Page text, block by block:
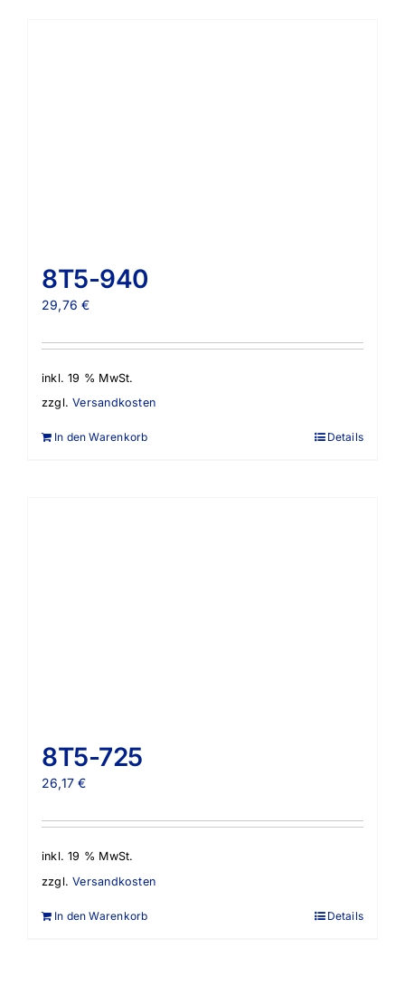
8T5-940
29,76€
inkl. 19 % MwSt.
zzgl.Versandkosten
In den Warenkorb Details
8T5-725
26,17€
inkl. 19 % MwSt.
zzgl.Versandkosten
In den Warenkorb Details